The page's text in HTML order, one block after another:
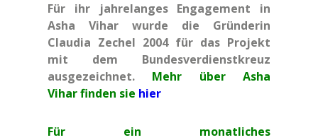
Für ihr jahrelanges Engagement in
Asha Vihar wurde die Gründerin
Claudia Zechel 2004 für das Projekt
mit dem Bundesverdienstkreuz
ausgezeichnet. Mehr über Asha
Vihar finden sie hier
Für ein monatliches